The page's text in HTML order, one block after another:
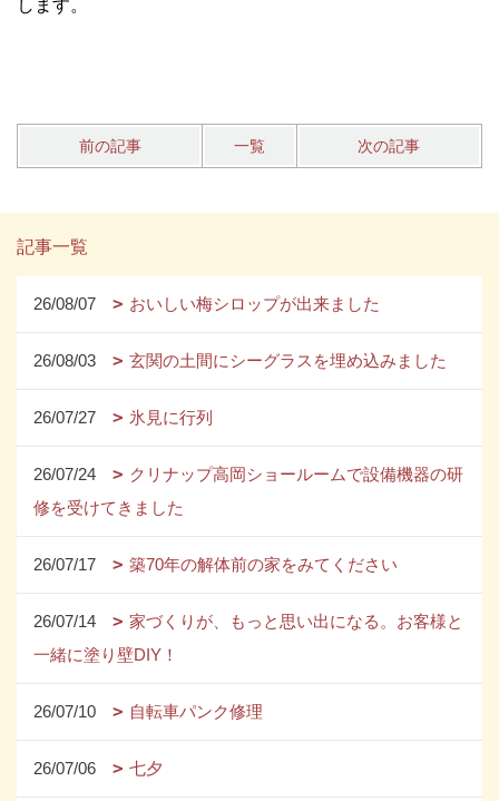
します。
前の記事 一覧 次の記事
記事一覧
26/08/07 おいしい梅シロップが出来ました
26/08/03 玄関の土間にシーグラスを埋め込みました
26/07/27 氷見に行列
26/07/24
クリナップ高岡ショールームで設備機器の研
修を受けてきました
26/07/17 築70年の解体前の家をみてください
26/07/14
家づくりが、もっと思い出になる。お客様と
一緒に塗り壁DIY！
26/07/10 自転車パンク修理
26/07/06 七夕